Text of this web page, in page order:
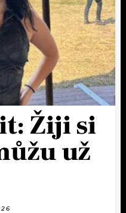
Žiji si
už